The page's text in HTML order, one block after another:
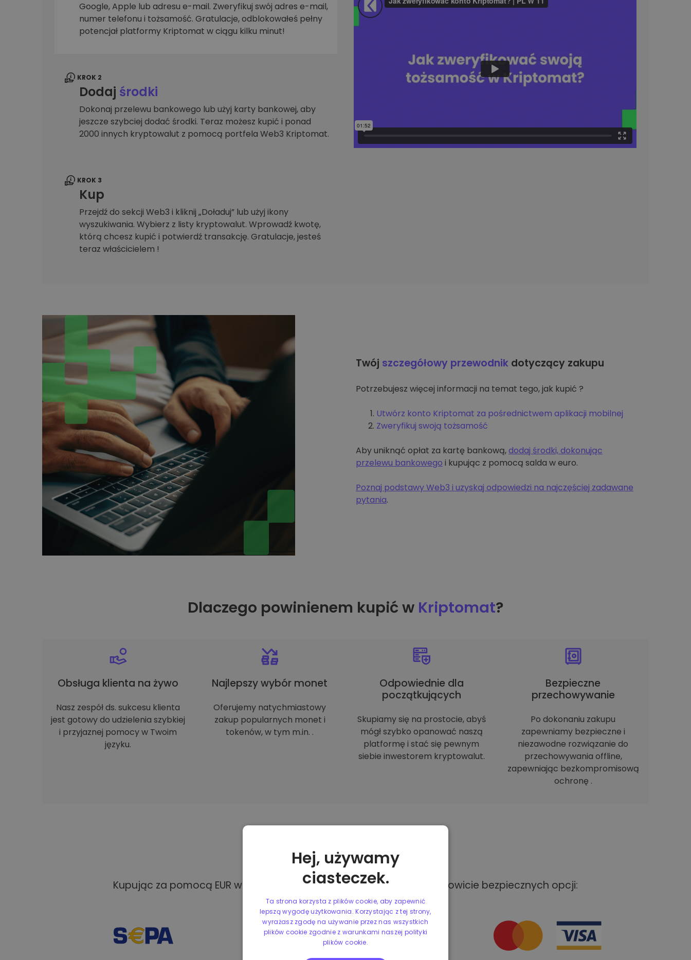
Explorer inwestycji
Znajdź swoją strategię kryptowalut
Google, Apple lub adresu e-mail. Zweryfikuj swój adres e-mail,
numer telefonu i tożsamość. Gratulacje, odblokowałeś pełny
potencjał platformy Kriptomat w ciągu kilku minut!
KROK 2
Dodaj środki
Dokonaj przelewu bankowego lub użyj karty bankowej, aby
jeszcze szybciej dodać środki. Teraz możesz kupić i ponad
2000 innych kryptowalut z pomocą portfela Web3 Kriptomat.
KROK 3
Kup
Przejdź do sekcji Web3 i kliknij „Doładuj” lub użyj ikony
wyszukiwania. Wybierz z listy kryptowalut. Wprowadź kwotę,
którą chcesz kupić i potwierdź transakcję. Gratulacje, jesteś
teraz właścicielem !
Twój szczegółowy przewodnik dotyczący zakupu
Potrzebujesz więcej informacji na temat tego, jak kupić ?
Utwórz konto Kriptomat za pośrednictwem aplikacji mobilnej
Zweryfikuj swoją tożsamość
Aby uniknąć opłat za kartę bankową,dodaj środki, dokonując
przelewu bankowego i kupując z pomocą salda w euro.
Poznaj podstawy Web3 i uzyskaj odpowiedzi na najczęściej zadawane
pytania.
Dlaczego powinienem kupić w Kriptomat?
Obsługa klienta na żywo
Nasz zespół ds. sukcesu klienta
jest gotowy do udzielenia szybkiej
i przyjaznej pomocy w Twoim
języku.
Najlepszy wybór monet
Oferujemy natychmiastowy
zakup popularnych monet i
tokenów, w tym m.in. .
Odpowiednie dla
początkujących
Skupiamy się na prostocie, abyś
mógł szybko opanować naszą
platformę i stać się pewnym
siebie inwestorem kryptowalut.
Bezpieczne
przechowywanie
Po dokonaniu zakupu
zapewniamy bezpieczne i
niezawodne rozwiązanie do
przechowywania offline,
zapewniając bezkompromisową
ochronę .
Metodypłatności
Kupując za pomocą EUR w Kriptomat, masz dostęp do różnych i całkowicie bezpiecznych opcji:
Hej, używamy
ciasteczek.
Ta strona korzysta z plików cookie, aby zapewnić
lepszą wygodę użytkowania. Korzystając z tej strony,
wyrażasz zgodę na używanie przez nas wszystkich
plików cookie zgodnie z warunkami naszej polityki
plików cookie.